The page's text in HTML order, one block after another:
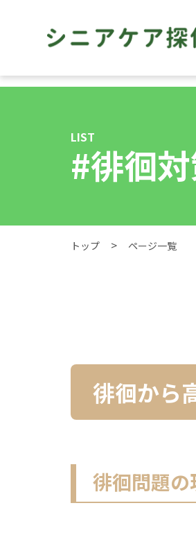
LIST
#徘徊
トップ ページ一覧
徘徊から
徘徊問題